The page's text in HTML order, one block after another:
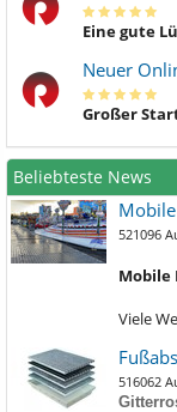
Eine gute
Neuer
Großer
Beliebteste News
521096
Viele
516062